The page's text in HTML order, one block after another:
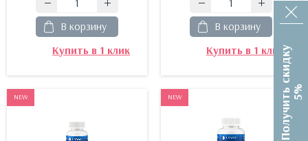
В корзину
Купить в 1 клик
В корзину
Купить в 1 клик
NEW NEW П
о
л
у
ч
и
т
ь
с
к
и
д
к
у
5%